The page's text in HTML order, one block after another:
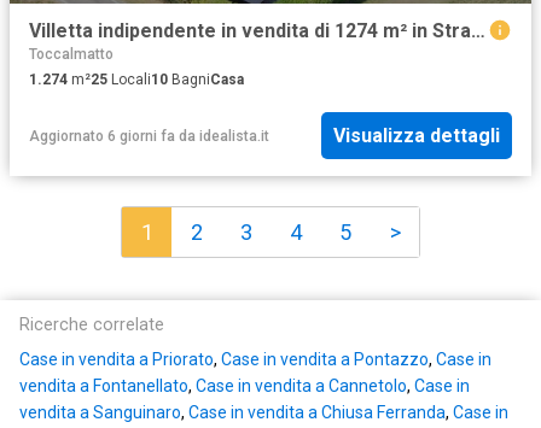
Villetta indipendente in vendita di 1274 m² in Strada di Gazzolo, 32
Toccalmatto
1.274 m²25 Locali10 BagniCasa
Aggiornato 6 giorni fa da idealista.it Visualizza dettagli
1 2 3 4 5 >
Ricerche correlate
Case in vendita a Priorato, Case in vendita a Pontazzo, Case in
vendita a Fontanellato, Case in vendita a Cannetolo, Case in
vendita a Sanguinaro, Case in vendita a Chiusa Ferranda, Case in